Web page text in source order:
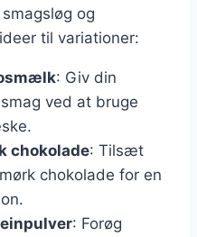
og
til variationer:
: Giv din
ved at bruge
chokolade: Tilsæt
chokolade for en
: Forøg